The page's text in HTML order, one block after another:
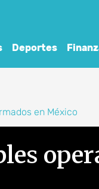
Deportes
en México